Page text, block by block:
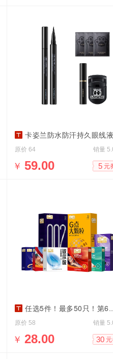
卡姿兰防水防汗持久眼线
原价 64 销量
￥ 59.00 5 元
任选5件！最多50只！第6感超薄避孕套
原价 58 销量
￥ 28.00 30